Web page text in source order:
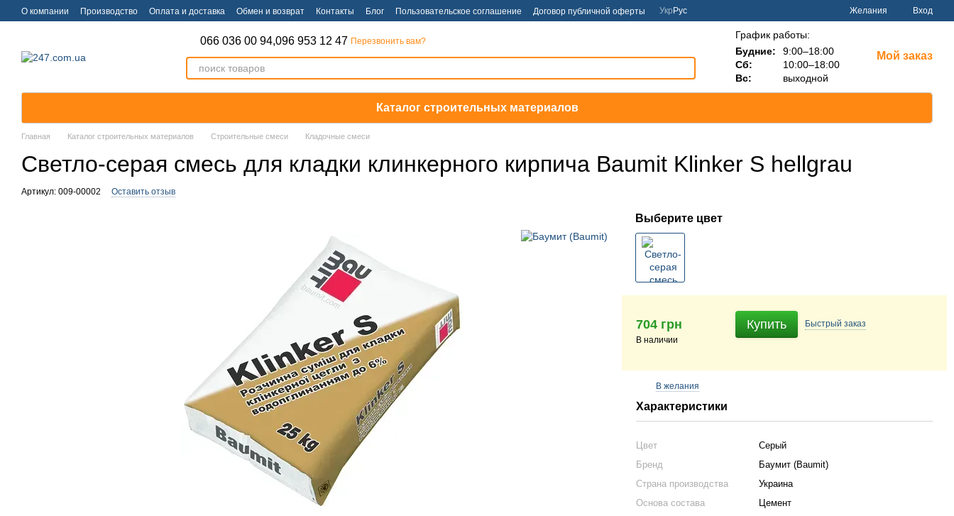
Перейти к основному контенту
О компании Производство Оплата и доставка Обмен и возврат Контакты Блог Пользовательское соглашение Договор публичной оферты Укр Рус Желания Вход
066 036 00 94,096 953 12 47 Перезвонить вам?
График работы:
Будние:
9:00–18:00
Сб:
10:00–18:00
Вс:
выходной
Мой заказ
Каталог строительных материалов
Главная Каталог строительных материалов Строительные смеси Кладочные смеси
Светло-серая смесь для кладки клинкерного кирпича Baumit Klinker S hellgrau
Артикул: 009-00002 Оставить отзыв
Выберите цвет
704 грн
В наличии
Купить Быстрый заказ
В желания
Характеристики
Цвет
Серый
Бренд
Баумит (Baumit)
Страна производства
Украина
Основа состава
Цемент